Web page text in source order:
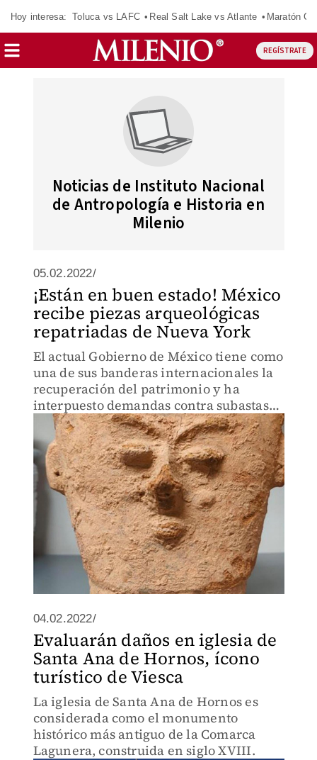
Hoy interesa: Toluca vs LAFC Real Salt Lake vs Atlante Maratón
REGÍSTRATE
Noticias de Instituto Nacional
de Antropología e Historia en
Milenio
05.02.2022/
¡Están en buen estado! México
recibe piezas arqueológicas
repatriadas de Nueva York
El actual Gobierno de México tiene como
una de sus banderas internacionales la
recuperación del patrimonio y ha
interpuesto demandas contra subastas
de piezas mexicanas en varios países.
04.02.2022/
Evaluarán daños en iglesia de
Santa Ana de Hornos, ícono
turístico de Viesca
La iglesia de Santa Ana de Hornos es
considerada como el monumento
histórico más antiguo de la Comarca
Lagunera, construida en siglo XVIII.